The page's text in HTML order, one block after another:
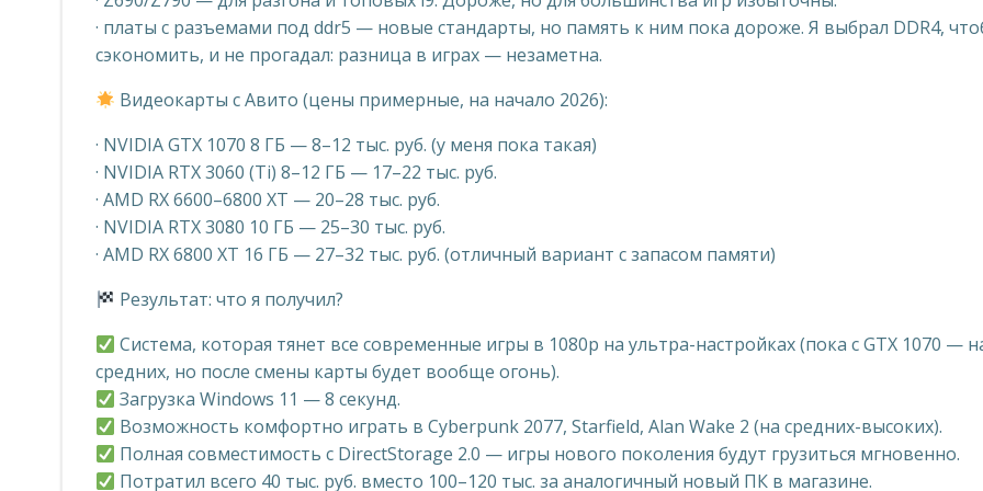
· платы с разъемами под ddr5 — новые стандарты, но память к ним пока дороже. Я выбрал DDR4,
сэкономить, и не прогадал: разница в играх — незаметна.
Видеокарты с Авито (цены примерные, на начало 2026):
· NVIDIA GTX 1070 8 ГБ — 8–12 тыс. руб. (у меня пока такая)
· NVIDIA RTX 3060 (Ti) 8–12 ГБ — 17–22 тыс. руб.
· AMD RX 6600–6800 XT — 20–28 тыс. руб.
· NVIDIA RTX 3080 10 ГБ — 25–30 тыс. руб.
· AMD RX 6800 XT 16 ГБ — 27–32 тыс. руб. (отличный вариант с запасом памяти)
Результат: что я получил?
Система, которая тянет все современные игры в 1080p на ультра-настройках (пока с GTX 1070 —
средних, но после смены карты будет вообще огонь).
Загрузка Windows 11 — 8 секунд.
Возможность комфортно играть в Cyberpunk 2077, Starfield, Alan Wake 2 (на средних-высоких).
Полная совместимость с DirectStorage 2.0 — игры нового поколения будут грузиться мгновенно.
Потратил всего 40 тыс. руб. вместо 100–120 тыс. за аналогичный новый ПК в магазине.